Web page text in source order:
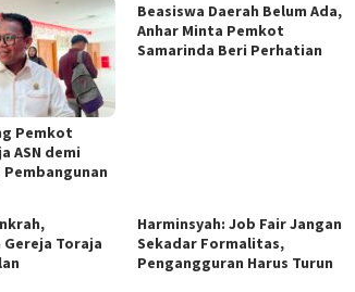
Pemkot
ASN demi
Pembangunan
Beasiswa Daerah Belum Ada,
Anhar Minta Pemkot
Samarinda Beri Perhatian
Gereja Toraja
Harminsyah: Job Fair Jangan
Sekadar Formalitas,
Pengangguran Harus Turun